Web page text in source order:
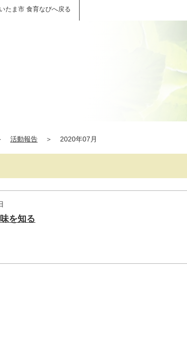
たま市 食育なびへ戻る
活動報告 ＞ 2020年07月
を知る